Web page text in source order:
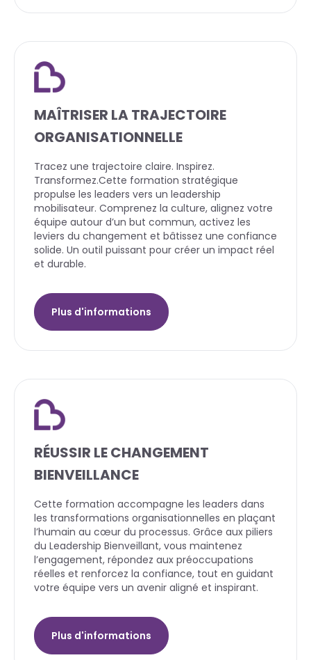
MAÎTRISER LA TRAJECTOIRE
ORGANISATIONNELLE
Tracez une trajectoire claire. Inspirez.
Transformez.Cette formation stratégique
propulse les leaders vers un leadership
mobilisateur. Comprenez la culture, alignez votre
équipe autour d’un but commun, activez les
leviers du changement et bâtissez une confiance
solide. Un outil puissant pour créer un impact réel
et durable.
Plus d'informations
RÉUSSIR LE CHANGEMENT
BIENVEILLANCE
Cette formation accompagne les leaders dans
les transformations organisationnelles en plaçant
l’humain au cœur du processus. Grâce aux piliers
du Leadership Bienveillant, vous maintenez
l’engagement, répondez aux préoccupations
réelles et renforcez la confiance, tout en guidant
votre équipe vers un avenir aligné et inspirant.
Plus d'informations